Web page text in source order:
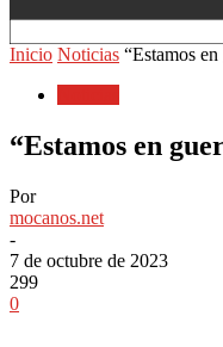
Inicio Noticias “Estamos
“Estamos en
Por
mocanos.net
-
7 de octubre de 2023
299
0